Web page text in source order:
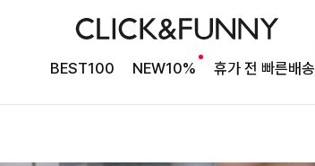
BEST100 NEW10% 휴가 전 빠른배송